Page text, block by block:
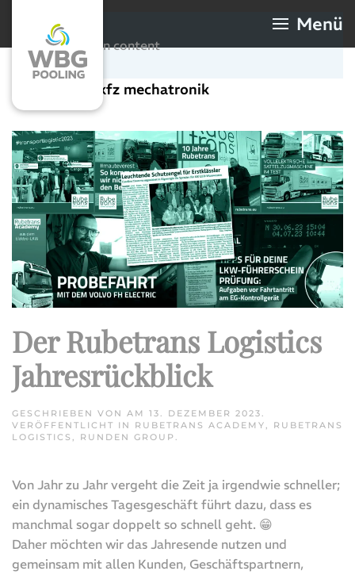
Skip to main content
Menü
kfz mechatronik
Der Rubetrans Logistics
Jahresrückblick
GESCHRIEBEN VON AM 13. DEZEMBER 2023.
VERÖFFENTLICHT IN RUBETRANS ACADEMY, RUBETRANS
LOGISTICS , RUNDEN GROUP .
Von Jahr zu Jahr vergeht die Zeit ja irgendwie schneller;
ein dynamisches Tagesgeschäft führt dazu, dass es
manchmal sogar doppelt so schnell geht. 😁
Daher möchten wir das Jahresende nutzen und
gemeinsam mit allen Kunden, Geschäftspartnern,